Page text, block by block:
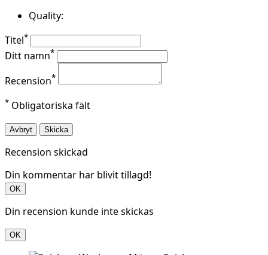
Quality:
Titel*
Ditt namn*
Recension*
* Obligatoriska fält
Avbryt Skicka
Recension skickad
Din kommentar har blivit tillagd!
OK
Din recension kunde inte skickas
OK